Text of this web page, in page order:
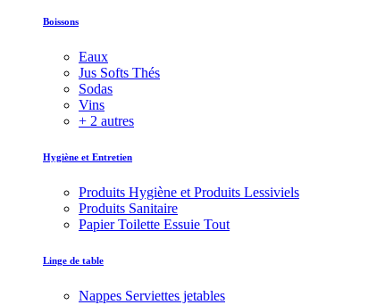
Boissons
Eaux
Jus Softs Thés
Sodas
Vins
+ 2 autres
Hygiène et Entretien
Produits Hygiène et Produits Lessiviels
Produits Sanitaire
Papier Toilette Essuie Tout
Linge de table
Nappes Serviettes jetables